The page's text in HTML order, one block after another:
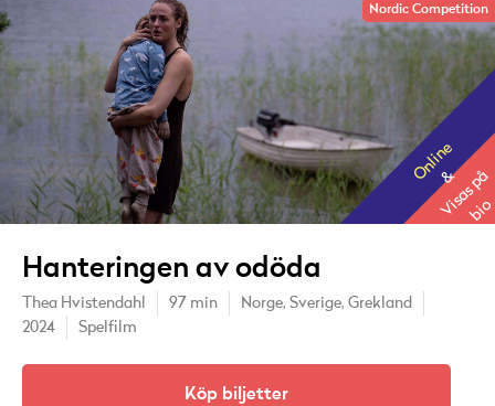
Nordic Competition
Online
Visas på
bio
&
Hanteringen av odöda
Thea Hvistendahl 97 min Norge, Sverige, Grekland
2024
Spelfilm
Köp biljetter